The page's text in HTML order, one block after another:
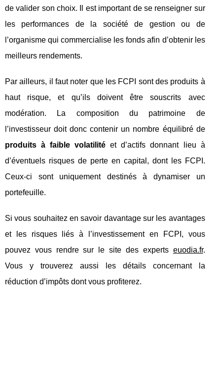
de valider son choix. Il est important de se renseigner sur
les performances de la société de gestion ou de
l’organisme qui commercialise les fonds afin d’obtenir les
meilleurs rendements.
Par ailleurs, il faut noter que les FCPI sont des produits à
haut risque, et qu’ils doivent être souscrits avec
modération. La composition du patrimoine de
l’investisseur doit donc contenir un nombre équilibré de
produits à faible volatilité et d’actifs donnant lieu à
d’éventuels risques de perte en capital, dont les FCPI.
Ceux-ci sont uniquement destinés à dynamiser un
portefeuille.
Si vous souhaitez en savoir davantage sur les avantages
et les risques liés à l’investissement en FCPI, vous
pouvez vous rendre sur le site des experts euodia.fr.
Vous y trouverez aussi les détails concernant la
réduction d’impôts dont vous profiterez.